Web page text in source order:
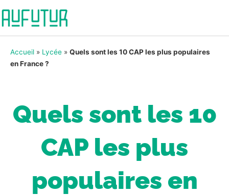
Accueil » Lycée » Quels sont les 10 CAP les plus populaires
en France ?
Quels sont les 10
CAP les plus
populaires en